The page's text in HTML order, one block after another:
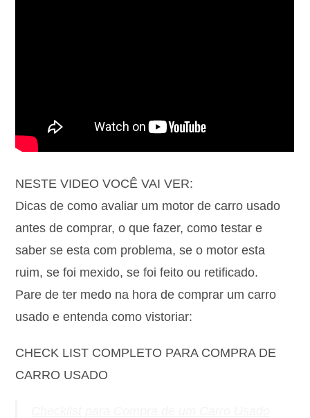
NESTE VIDEO VOCÊ VAI VER:
Dicas de como avaliar um motor de carro usado
antes de comprar, o que fazer, como testar e
saber se esta com problema, se o motor esta
ruim, se foi mexido, se foi feito ou retificado.
Pare de ter medo na hora de comprar um carro
usado e entenda como vistoriar:
CHECK LIST COMPLETO PARA COMPRA DE
CARRO USADO